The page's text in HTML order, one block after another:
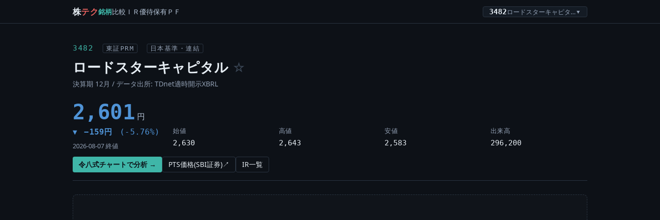
株テク銘柄比較 ＩＲ優待保有ＰＦ 3482 ロードスターキャピタル▼
3482 東証PRM 日本基準・連結
ロードスターキャピタル ☆
決算期 12月 / データ出所: TDnet適時開示XBRL
2,601 円
▼ −159円 (-5.76%)
2026-08-07 終値
始値
2,630
高値
2,643
安値
2,583
出来高
296,200
令八式チャートで分析 → PTS価格(SBI証券)↗ IR一覧